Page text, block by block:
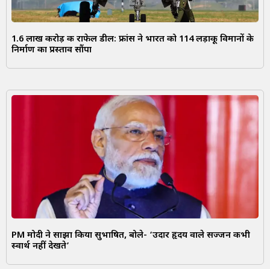
1.6 लाख करोड़ की राफेल डील: फ्रांस ने भारत को 114 लड़ाकू विमानों के
निर्माण का प्रस्ताव सौंपा
PM मोदी ने साझा किया सुभाषित, बोले- ‘उदार हृदय वाले सज्जन कभी
स्वार्थ नहीं देखते’